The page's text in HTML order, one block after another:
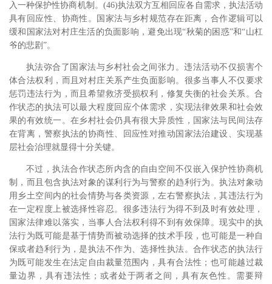
入一种保护性协商机制。(46)执法双方互相回应各自需求，执法活动
具有回应性、协商性。国家法与乡村规范存在距离，合作逻辑可以
缓和国家法对村庄生活的负面影响，避免出现“秋菊的困惑”和“山杠
爷的悲剧”。
执法弥合了国家法与乡村社会之间张力。违法活动不仅损害个
体合法权利，而且对村庄关系产生负面影响。很多当事人不仅要求
惩罚违法行为，而且希望救济受损权利，修复失衡的社会关系。合
作状态的执法可以最大程度回应个体需求，实现法律效果和社会效
果的有效统一。在乡村社会仍具有很大异质性，国家法与民间法存
在背离，警察执法的协商性、回应性对推动国家法治建设、实现基
层社会治理就显得十分关键。
不过，执法合作状态所内含的自由空间不仅嵌入保护性协商机
制，而且包含执法对象的谋利行为与警察的趋利行为。执法对象动
用乡土空间内的社会情势与各类资源，左右警察执法，其违法行为
在一定程度上被选择性容忍。很多违法行为得不到及时有效处理，
国家法律难以落实，当事人合法权利得不到有效保障。现实中的执
法行为既可能是基于情势而被动选择的技术手段，也可能是一种自
保或者趋利行为，是执法不作为、选择性执法。合作状态的执法行
为既可能发生在法定自由裁量范围内，具有合法性；也可能越过裁
量边界，具有违法性；或者处于两者之间，具有灰色性。需要辩